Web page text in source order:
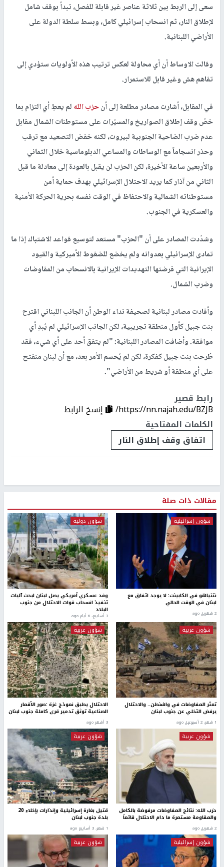
سعى إلى الربط بين ثلاثة عناصر غير قابلة للفصل، تبدأ بوقف شامل
لإطلاق النار، ثم انسحاب إسرائيلي كامل، وبسط سلطة الدولة على
الأراضي اللبنانية.
وقالت الاوساط أن أي محاولة لعكس ترتيب هذه الأولويات ستؤدي إلى
تفاهم هش وغير قابل للاستمرار.
في المقابل، أشارت مصادر مطلعة إلى أنحزب اللهلم يعطِ أي التزام بما
خصّ وقف إطلاق الصواريخ والمسيّرات على مستوطنات الشمال مقابل
عدم ضرب الضاحية الجنوبية لبيروت، لكنه خفض التصعيد مع ترقب
وحذر انسجاماً مع الوساطات والمساعي الدبلوماسية خلال الثماني
والأربعين ساعة الأخيرة، لكن الحزب لن يقبل بالعودة إلى معادلة ما قبل
الثاني من آذار كما يريد الاحتلال الإسرائيلي بهدف حماية أمن
مستوطناته الشمالية والاحتفاظ في الوقت نفسه بحرية الحركة الأمنية
والعسكرية في الجنوب.
وشدّدت المصادر على أن "الحزب" مستعد لتوسيع قواعد الاشتباك إذا ما
تمادى الإسرائيلي بعدوانه ولم يخضع للضغوط الأميركية والقيود
الإيرانية التي فرضتها التهديدات الإيرانية بالانسحاب من المفاوضات
وضرب الشمال.
وأفادت مصادر لبنانية لصحيفة نداء الوطن أن الجانب اللبناني اقترح
بنت جبيل كأول منطقة تجريبية، لكن الجانب الإسرائيلي لم يُبدِ أي
موافقة. وأضافت المصادر اللبنانية: "لم يتفق أحد على أي شيء، فقد
طُرحت بنت جبيل كفكرة، لكن لم يُحسم الأمر بعد، مع أن لبنان منفتح
على أي منطقة أو شريط من الأراضي".
رابط قصير
https://nn.najah.edu/BZJB/
إنسخ الرابط
الكلمات المفتاحية
اتفاق وقف إطلاق النار
مقالات ذات صلة
شؤون إسرائيلية
نتنياهو في الكابينت: لا يوجد اتفاق مع
لبنان في الوقت الحالي
2 شهرين ago
شؤون دولية
وفد عسكري أمريكي يصل لبنان لبحث آليات
تنفيذ انسحاب قوات الاحتلال من جنوب
البلاد
3 أسابيع، 6 أيام ago
شؤون عربية
تعثر المفاوضات في واشنطن.. والاحتلال
يرفض التخلي عن جنوب لبنان
1 شهر، 2 أسبوعين ago
شؤون عربية
الاحتلال يطبق نموذج غزة :صور الأقمار
الصناعية توثق تدمير قرى كاملة جنوب لبنان
3 أشهر ago
شؤون عربية
حزب الله: نتائج المفاوضات مرفوضة بالكامل
والمقاومة مستمرة ما دام الاحتلال قائماً
2 شهرين ago
شؤون عربية
قتيل بغارة إسرائيلية وإنذارات بإخلاء 20
بلدة جنوب لبنان
1 شهر، 3 أسابيع ago
شؤون إسرائيلية شؤون عربية